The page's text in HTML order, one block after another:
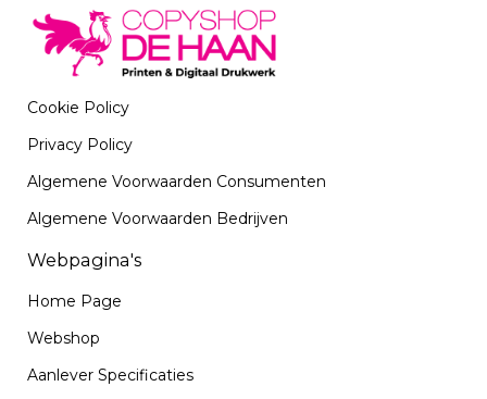
Cookie Policy
Privacy Policy
Algemene Voorwaarden Consumenten
Algemene Voorwaarden Bedrijven
Webpagina's
Home Page
Webshop
Aanlever Specificaties